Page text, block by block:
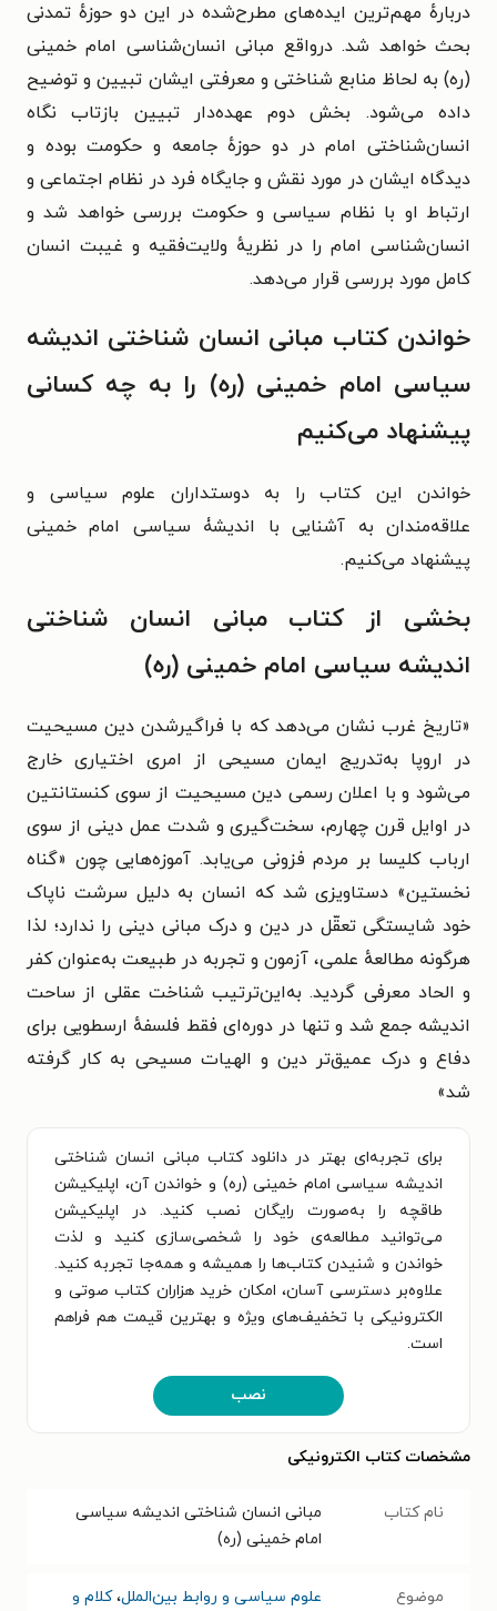
دربارهٔ مهم‌ترین ایده‌های مطرح‌شده در این دو حوزهٔ تمدنی
بحث خواهد شد. درواقع مبانی انسان‌شناسی امام خمینی
(ره) به لحاظ منابع شناختی و معرفتی ایشان تبیین و توضیح
داده می‌شود. بخش دوم عهده‌دار تبیین بازتاب نگاه
انسان‌شناختی امام در دو حوزهٔ جامعه و حکومت بوده و
دیدگاه ایشان در مورد نقش و جایگاه فرد در نظام اجتماعی و
ارتباط او با نظام سیاسی و حکومت بررسی خواهد شد و
انسان‌شناسی امام را در نظریهٔ ولایت‌فقیه و غیبت انسان
کامل مورد بررسی قرار می‌دهد.
خواندن کتاب مبانی انسان شناختی اندیشه
سیاسی امام خمینی (ره) را به چه کسانی
پیشنهاد می‌کنیم
خواندن این کتاب را به دوستداران علوم سیاسی و
علاقه‌مندان به آشنایی با اندیشۀ سیاسی امام خمینی
پیشنهاد می‌کنیم.
بخشی از کتاب مبانی انسان شناختی
اندیشه سیاسی امام خمینی (ره)
«تاریخ غرب نشان می‌دهد که با فراگیرشدن دین مسیحیت
در اروپا به‌تدریج ایمان مسیحی از امری اختیاری خارج
می‌شود و با اعلان رسمی دین مسیحیت از سوی کنستانتین
در اوایل قرن چهارم، سخت‌گیری و شدت عمل دینی از سوی
ارباب کلیسا بر مردم فزونی می‌یابد. آموزه‌هایی چون «گناه
نخستین» دستاویزی شد که انسان به دلیل سرشت ناپاک
خود شایستگی تعقّل در دین و درک مبانی دینی را ندارد؛ لذا
هرگونه مطالعهٔ علمی، آزمون و تجربه در طبیعت به‌عنوان کفر
و الحاد معرفی گردید. به‌این‌ترتیب شناخت عقلی از ساحت
اندیشه جمع شد و تنها در دوره‌ای فقط فلسفهٔ ارسطویی برای
دفاع و درک عمیق‌تر دین و الهیات مسیحی به کار گرفته
شد»
برای تجربه‌ای بهتر در دانلود کتاب مبانی انسان شناختی
اندیشه سیاسی امام خمینی (ره) و خواندن آن، اپلیکیشن
طاقچه را به‌صورت رایگان نصب کنید. در اپلیکیشن
می‌توانید مطالعه‌ی خود را شخصی‌سازی کنید و لذت
خواندن و شنیدن کتاب‌ها را همیشه و همه‌جا تجربه کنید.
علاوه‌بر دسترسی آسان، امکان خرید هزاران کتاب صوتی و
الکترونیکی با تخفیف‌های ویژه و بهترین قیمت هم فراهم
است.
نصب
مشخصات کتاب الکترونیکی
نام کتاب
مبانی انسان شناختی اندیشه سیاسی
امام خمینی (ره)
موضوع علوم سیاسی و روابط بین‌الملل،کلام و